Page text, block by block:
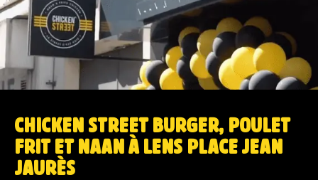
CHICKEN STREET BURGER, POULET
FRIT ET NAAN À LENS PLACE JEAN
JAURÈS